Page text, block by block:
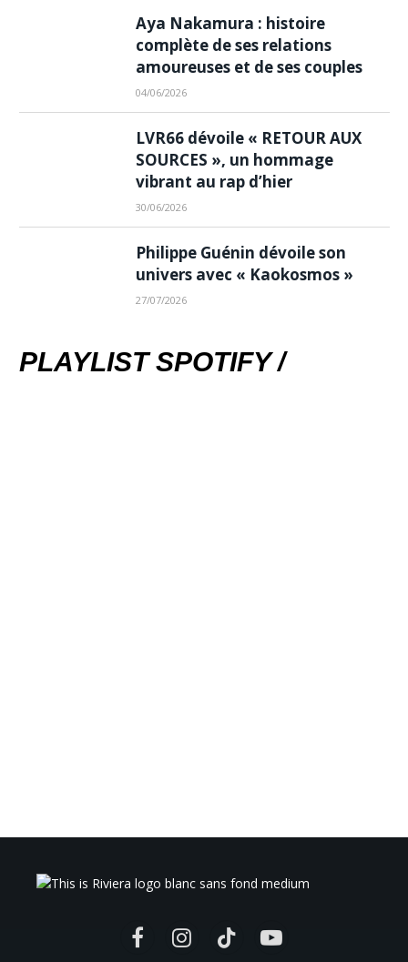
Aya Nakamura : histoire
complète de ses relations
amoureuses et de ses couples
04/06/2026
LVR66 dévoile « RETOUR AUX
SOURCES », un hommage
vibrant au rap d’hier
30/06/2026
Philippe Guénin dévoile son
univers avec « Kaokosmos »
27/07/2026
PLAYLIST SPOTIFY /
FacebookInstagramTikTok YouTube